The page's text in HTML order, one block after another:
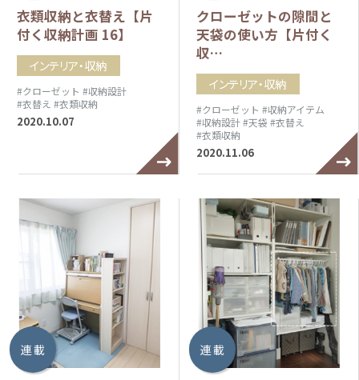
衣類収納と衣替え【片
付く収納計画 16】
インテリア・収納
#クローゼット #収納設計
#衣替え #衣類収納
2020.10.07
クローゼットの隙間と
天袋の使い方【片付く
収…
インテリア・収納
#クローゼット #収納アイテム
#収納設計#天袋 #衣替え
#衣類収納
2020.11.06
連 載 連 載